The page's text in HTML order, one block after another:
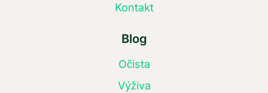
Kontakt
Blog
Očista
Výživa